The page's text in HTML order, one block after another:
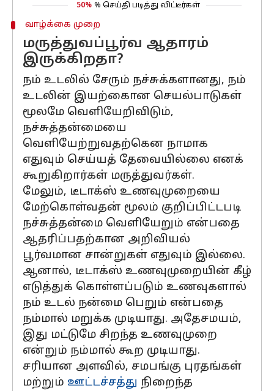
50% % செய்தி படித்து விட்டீர்கள்
வாழ்க்கை முறை
மருத்துவப்பூர்வ ஆதாரம்
இருக்கிறதா?
நம் உடலில் சேரும் நச்சுக்களானது, நம்
உடலின் இயற்கைான செயல்பாடுகள்
மூலமே வெளியேறிவிடும்,
நச்சுத்தன்மையை
வெளியேற்றுவதற்கென நாமாக
எதுவும் செய்யத் தேவையில்லை எனக்
கூறுகிறார்கள் மருத்துவர்கள்.
மேலும், டீடாக்ஸ் உணவுமுறையை
மேற்கொள்வதன் மூலம் குறிப்பிட்டபடி
நச்சுத்தன்மை வெளியேறும் என்பதை
ஆதரிப்பதற்கான அறிவியல்
பூர்வமான சான்றுகள் எதுவும் இல்லை.
ஆனால், டீடாக்ஸ் உணவுமுறையின் கீழ்
எடுத்துக் கொள்ளப்படும் உணவுகளால்
நம் உடல் நன்மை பெறும் என்பதை
நம்மால் மறுக்க முடியாது. அதேசமயம்,
இது மட்டுமே சிறந்த உணவுமுறை
என்றும் நம்மால் கூற முடியாது.
சரியான அளவில், சமபங்கு புரதங்கள்
மற்றும் ஊட்டச்சத்து நிறைந்த